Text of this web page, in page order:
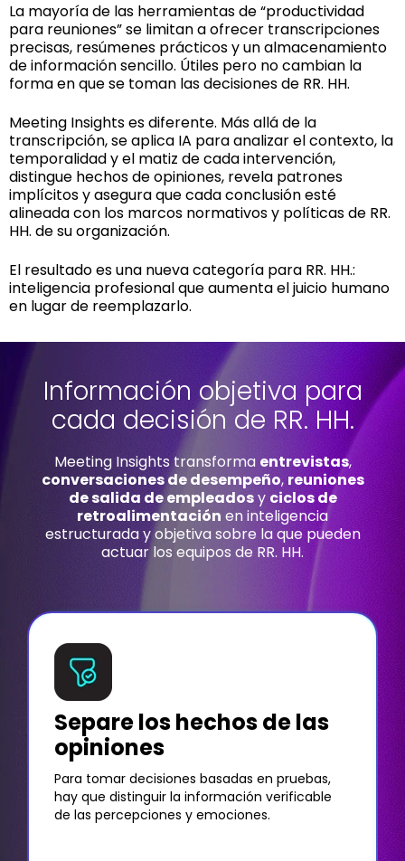
La mayoría de las herramientas de “productividad
para reuniones” se limitan a ofrecer transcripciones
precisas, resúmenes prácticos y un almacenamiento
de información sencillo. Útiles pero no cambian la
forma en que se toman las decisiones de RR. HH.
Meeting Insights es diferente. Más allá de la
transcripción, se aplica IA para analizar el contexto, la
temporalidad y el matiz de cada intervención,
distingue hechos de opiniones, revela patrones
implícitos y asegura que cada conclusión esté
alineada con los marcos normativos y políticas de RR.
HH. de su organización.
El resultado es una nueva categoría para RR. HH.:
inteligencia profesional que aumenta el juicio humano
en lugar de reemplazarlo.
Información objetiva para
cada decisión de RR. HH.
Meeting Insights transforma entrevistas,
conversaciones de desempeño, reuniones
de salida de empleadosy ciclos de
retroalimentación en inteligencia
estructurada y objetiva sobre la que pueden
actuar los equipos de RR. HH.
Separe los hechos de las
opiniones
Para tomar decisiones basadas en pruebas,
hay que distinguir la información verificable
de las percepciones y emociones.